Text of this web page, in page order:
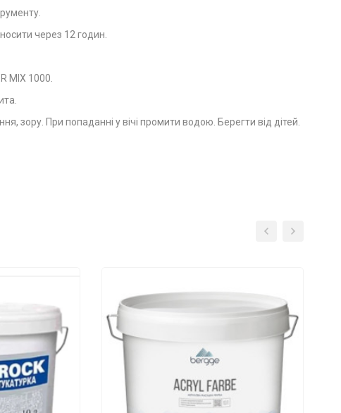
через 12 годин.
MIX 1000.
зору. При попаданні у вічі промити водою. Берегти від дітей.